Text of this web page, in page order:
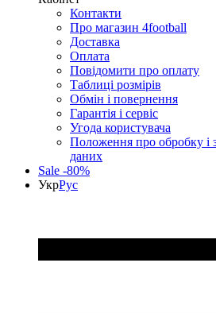
Контакти
Про магазин 4football
Доставка
Оплата
Повідомити про оплату
Таблиці розмірів
Обмін і повернення
Гарантія і сервіс
Угода користувача
Положення про обробку і
даних
Sale -80%
УкрРус